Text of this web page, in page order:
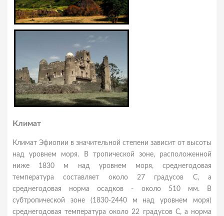
Климат
Климат Эфиопии в значительной степени зависит от высоты
над уровнем моря. В тропической зоне, расположенной
ниже 1830 м над уровнем моря, среднегодовая
температура составляет около 27 градусов С, а
среднегодовая норма осадков - около 510 мм. В
субтропической зоне (1830-2440 м над уровнем моря)
среднегодовая температура около 22 градусов С, а норма